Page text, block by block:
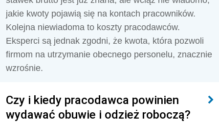
jakie kwoty pojawią się na kontach pracowników.
Kolejna niewiadoma to koszty pracodawców.
Eksperci są jednak zgodni, że kwota, która pozwoli
firmom na utrzymanie obecnego personelu, znacznie
wzrośnie.
Czy i kiedy pracodawca powinien
wydawać obuwie i odzież roboczą?